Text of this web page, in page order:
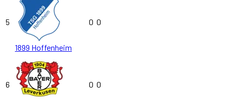
5
1899 Hoffenheim
0 0
6 0 0